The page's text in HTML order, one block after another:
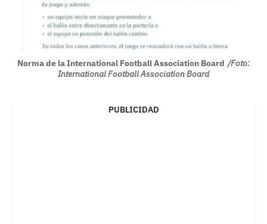
Norma de la International Football Association Board /Foto:
International Football Association Board
PUBLICIDAD